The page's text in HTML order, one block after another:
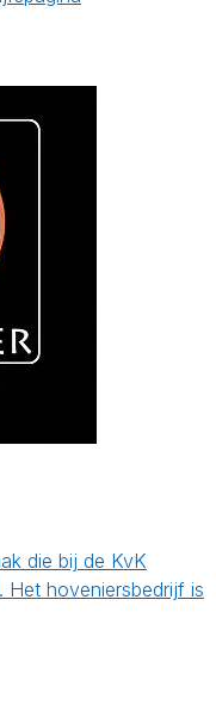
die bij de KvK
Het hoveniersbedrijf is